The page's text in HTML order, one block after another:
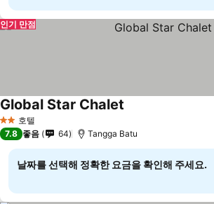
인기 만점
2 성급호텔
Global Star Chalet
7.8 좋음 64 Tangga Batu
날짜를 선택해 정확한 요금을 확인해 주세요.